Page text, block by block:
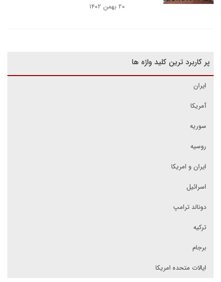
۲۰ بهمن ۱۴۰۲
پر کاربرد ترین کلید واژه ها
ایران
آمریکا
سوریه
روسیه
ایران و امریکا
اسرائیل
دونالد ترامپ
ترکیه
برجام
ایالات متحده امریکا